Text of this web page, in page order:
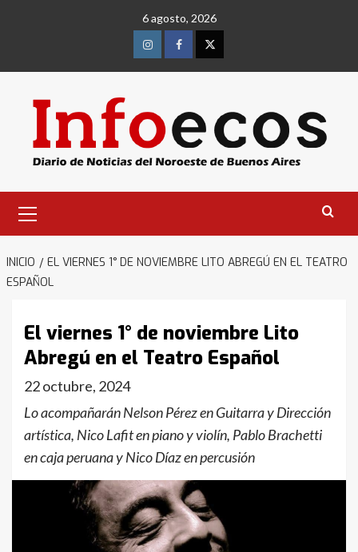
6 agosto, 2026
InstagramFacebookTwitter
primario
INICIO
EL VIERNES 1° DE NOVIEMBRE LITO ABREGÚ EN EL TEATRO
ESPAÑOL
El viernes 1° de noviembre Lito
Abregú en el Teatro Español
22 octubre, 2024
Lo acompañarán Nelson Pérez en Guitarra y Dirección
artística, Nico Lafit en piano y violín, Pablo Brachetti
en caja peruana y Nico Díaz en percusión